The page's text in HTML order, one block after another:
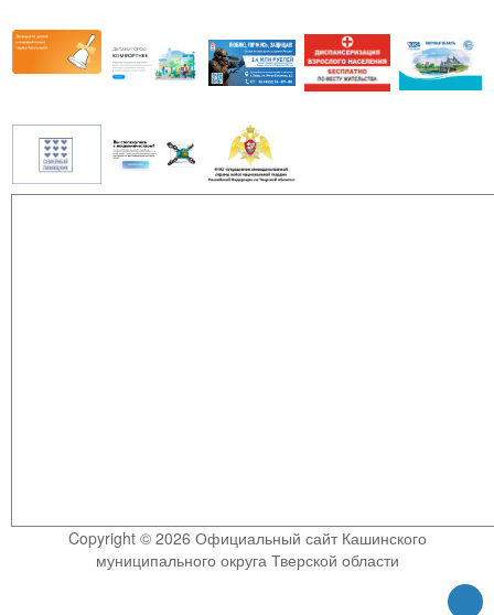
Copyright © 2026 Официальный сайт Кашинского
муниципального округа Тверской области